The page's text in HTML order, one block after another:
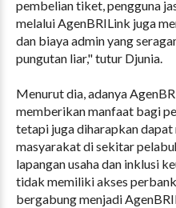
pembelian tiket, pengguna
melalui AgenBRILink juga
dan biaya admin yang
pungutan liar," tutur Djunia.
Menurut dia, adanya
memberikan manfaat bagi
tetapi juga diharapkan
masyarakat di sekitar
lapangan usaha dan inklusi
tidak memiliki akses
bergabung menjadi